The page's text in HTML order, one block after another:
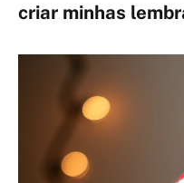
criar minhas